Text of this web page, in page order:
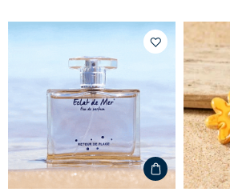
Ajouter
d'envies